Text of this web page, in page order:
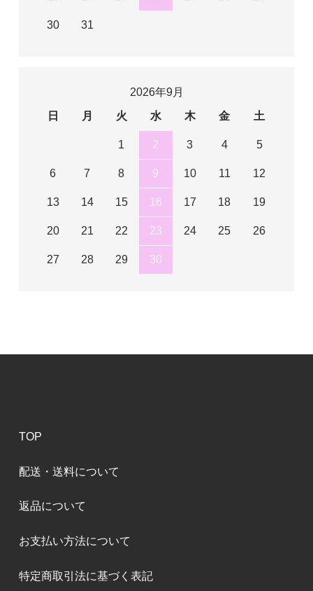
30 31
2026年9月
日
月 火 水 木 金 土
1 2 3 4 5
6 7 8 9 10 11 12
13 14 15 16 17 18 19
20 21 22 23 24 25 26
27 28 29 30
TOP
配送・送料について
返品について
お支払い方法について
特定商取引法に基づく表記